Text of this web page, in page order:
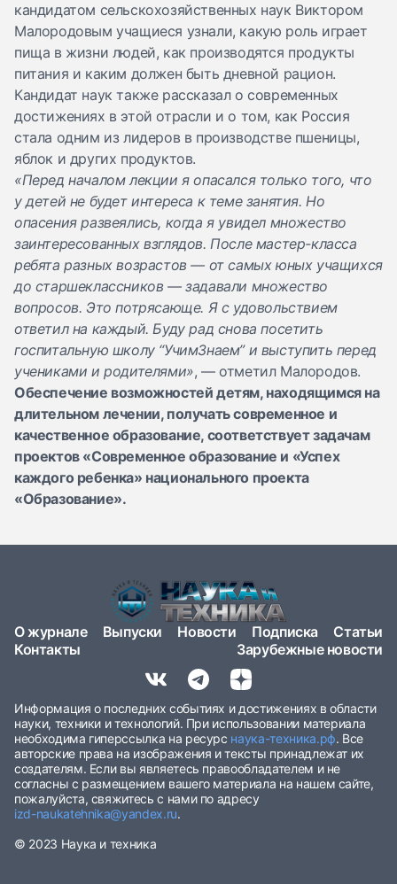
кандидатом сельскохозяйственных наук Виктором
Малородовым учащиеся узнали, какую роль играет
пища в жизни людей, как производятся продукты
питания и каким должен быть дневной рацион.
Кандидат наук также рассказал о современных
достижениях в этой отрасли и о том, как Россия
стала одним из лидеров в производстве пшеницы,
яблок и других продуктов.
«Перед началом лекции я опасался только того, что
у детей не будет интереса к теме занятия. Но
опасения развеялись, когда я увидел множество
заинтересованных взглядов. После мастер-класса
ребята разных возрастов — от самых юных учащихся
до старшеклассников — задавали множество
вопросов. Это потрясающе. Я с удовольствием
ответил на каждый. Буду рад снова посетить
госпитальную школу “УчимЗнаем” и выступить перед
учениками и родителями», — отметил Малородов.
Обеспечение возможностей детям, находящимся на
длительном лечении, получать современное и
качественное образование, соответствует задачам
проектов «Современное образование и «Успех
каждого ребенка» национального проекта
«Образование».
О журнале Выпуски Новости Подписка
Статьи
Контакты
Зарубежные новости
Информация о последних событиях и достижениях в области
науки, техники и технологий. При использовании материала
необходима гиперссылка на ресурс наука-техника.рф. Все
авторские права на изображения и тексты принадлежат их
создателям. Если вы являетесь правообладателем и не
согласны с размещением вашего материала на нашем сайте,
пожалуйста, свяжитесь с нами по адресу
izd-naukatehnika@yandex.ru.
© 2023 Наука и техника